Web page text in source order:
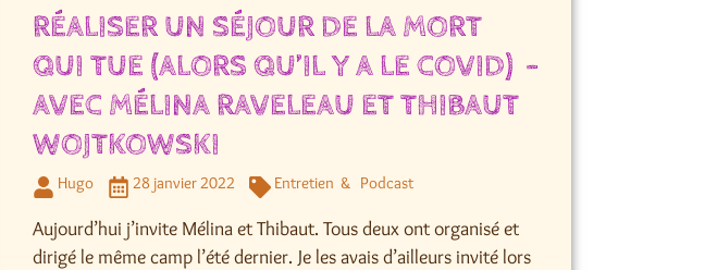
RÉALISER UN SÉJOUR DE LA MORT
QUI TUE (ALORS QU’IL Y A LE COVID) –
AVEC MÉLINA RAVELEAU ET THIBAUT
WOJTKOWSKI
Hugo 28 janvier 2022 Entretien Podcast
Aujourd’hui j’invite Mélina et Thibaut. Tous deux ont organisé et
dirigé le même camp l’été dernier. Je les avais d’ailleurs invité lors